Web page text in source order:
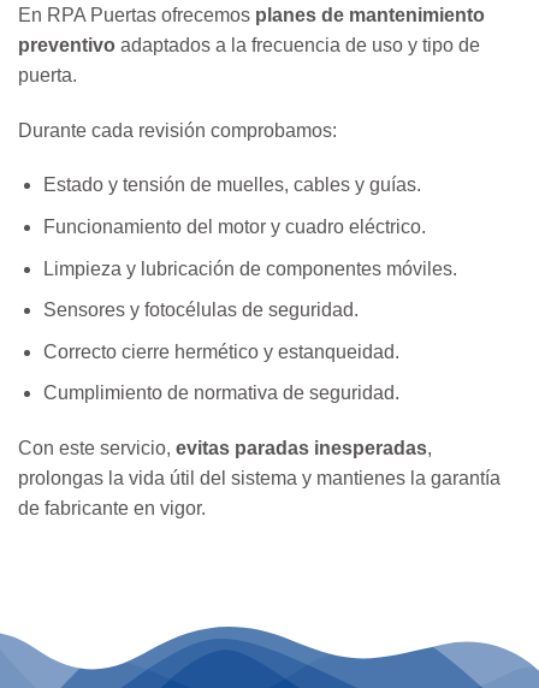
En RPA Puertas ofrecemos planes de mantenimiento
preventivo adaptados a la frecuencia de uso y tipo de
puerta.
Durante cada revisión comprobamos:
Estado y tensión de muelles, cables y guías.
Funcionamiento del motor y cuadro eléctrico.
Limpieza y lubricación de componentes móviles.
Sensores y fotocélulas de seguridad.
Correcto cierre hermético y estanqueidad.
Cumplimiento de normativa de seguridad.
Con este servicio, evitas paradas inesperadas,
prolongas la vida útil del sistema y mantienes la garantía
de fabricante en vigor.